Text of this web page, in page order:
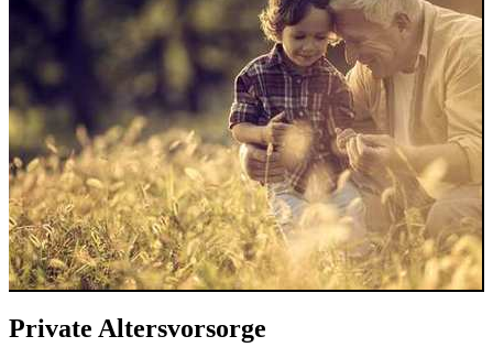
Private Altersvorsorge